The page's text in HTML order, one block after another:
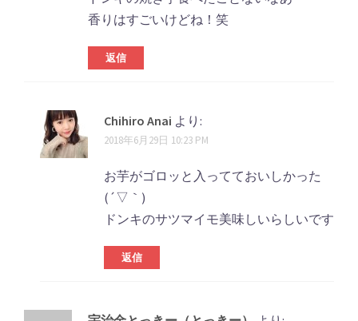
香りはすごいけどね！笑
返信
Chihiro Anai より:
2018年6月29日 10:23 PM
お芋がゴロッと入ってておいしかった
(´▽｀)
ドンキのサツマイモ美味しいらしいです
返信